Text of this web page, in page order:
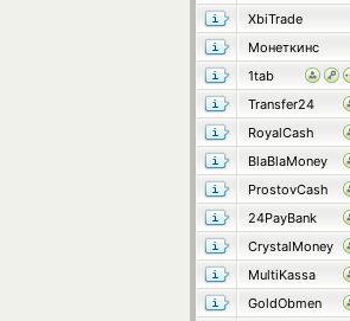
XbiTrade
Монеткинс
1tab
Transfer24
RoyalCash
BlaBlaMoney
ProstovCash
24PayBank
CrystalMoney
MultiKassa
GoldObmen